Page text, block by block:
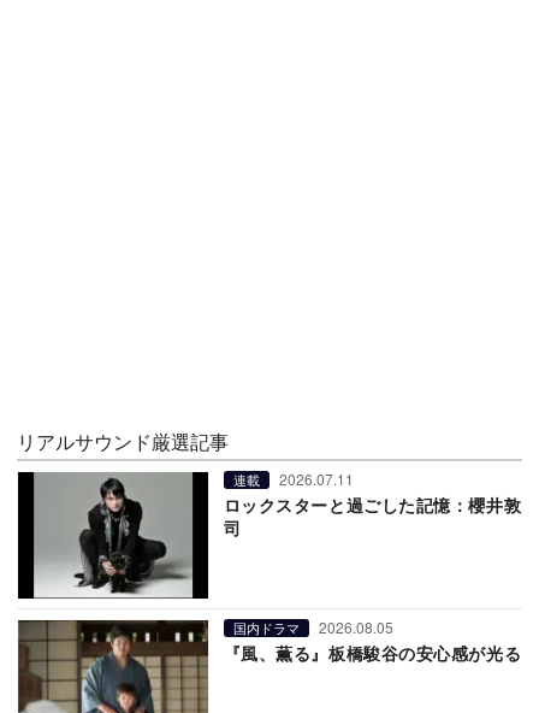
リアルサウンド厳選記事
連載 2026.07.11
ロックスターと過ごした記憶：櫻井敦
司
国内ドラマ 2026.08.05
『風、薫る』板橋駿谷の安心感が光る